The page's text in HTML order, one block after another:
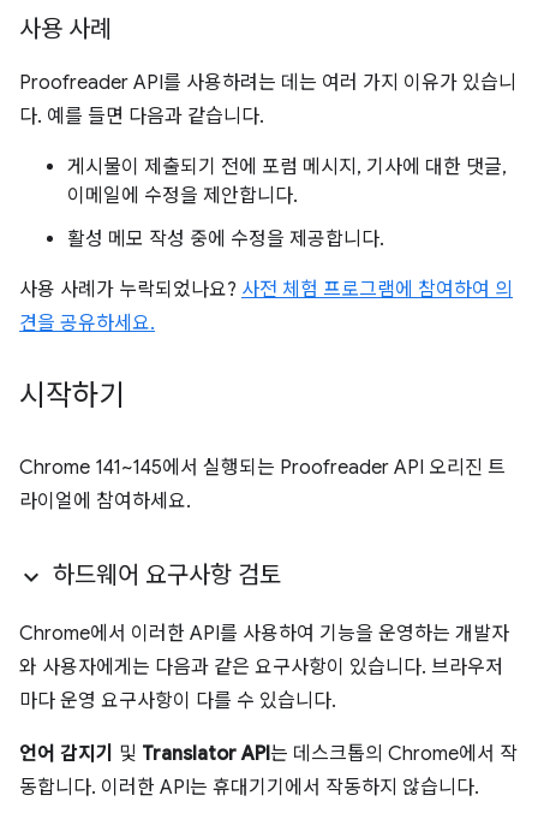
사용 사례
Proofreader API를 사용하려는 데는 여러 가지 이유가 있습니
다. 예를 들면 다음과 같습니다.
게시물이 제출되기 전에 포럼 메시지, 기사에 대한 댓글,
이메일에 수정을 제안합니다.
활성 메모 작성 중에 수정을 제공합니다.
사용 사례가 누락되었나요? 사전 체험 프로그램에 참여하여 의
견을 공유하세요.
시작하기
Chrome 141~145에서 실행되는 Proofreader API 오리진 트
라이얼에 참여하세요.
하드웨어 요구사항 검토
Chrome에서 이러한 API를 사용하여 기능을 운영하는 개발자
와 사용자에게는 다음과 같은 요구사항이 있습니다. 브라우저
마다 운영 요구사항이 다를 수 있습니다.
언어 감지기 및 Translator API는 데스크톱의 Chrome에서 작
동합니다. 이러한 API는 휴대기기에서 작동하지 않습니다.